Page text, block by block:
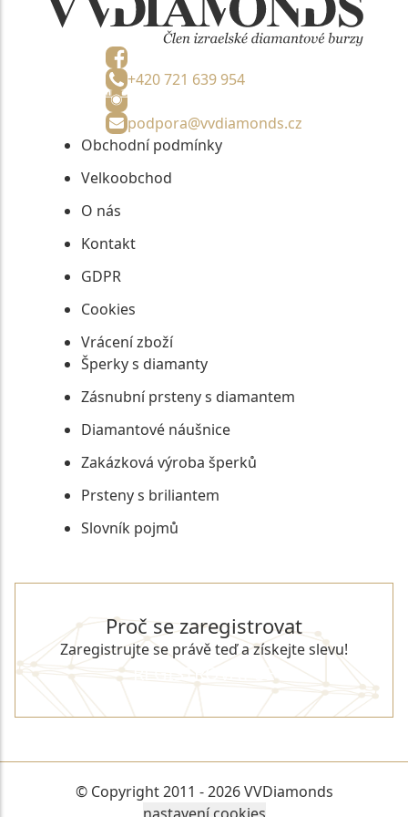
+420 721 639 954
podpora@vvdiamonds.cz
Obchodní podmínky
Velkoobchod
O nás
Kontakt
GDPR
Cookies
Vrácení zboží
Šperky s diamanty
Zásnubní prsteny s diamantem
Diamantové náušnice
Zakázková výroba šperků
Prsteny s briliantem
Slovník pojmů
Proč se zaregistrovat
Zaregistrujte se právě teď a získejte slevu!
REGISTROVAT SE
© Copyright 2011 - 2026 VVDiamonds